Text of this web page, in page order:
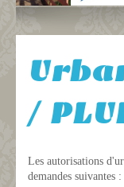
/
Les autorisations
demandes suivantes :